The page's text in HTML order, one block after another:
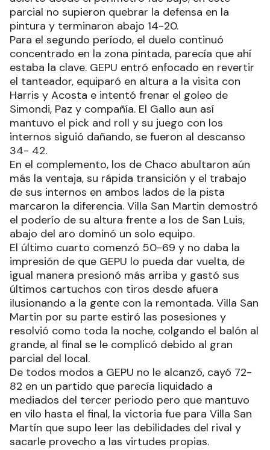
parcial no supieron quebrar la defensa en la
pintura y terminaron abajo 14-20.
Para el segundo período, el duelo continuó
concentrado en la zona pintada, parecía que ahí
estaba la clave. GEPU entró enfocado en revertir
el tanteador, equiparó en altura a la visita con
Harris y Acosta e intentó frenar el goleo de
Simondi, Paz y compañía. El Gallo aun así
mantuvo el pick and roll y su juego con los
internos siguió dañando, se fueron al descanso
34- 42.
En el complemento, los de Chaco abultaron aún
más la ventaja, su rápida transición y el trabajo
de sus internos en ambos lados de la pista
marcaron la diferencia. Villa San Martin demostró
el poderío de su altura frente a los de San Luis,
abajo del aro dominó un solo equipo.
El último cuarto comenzó 50-69 y no daba la
impresión de que GEPU lo pueda dar vuelta, de
igual manera presionó más arriba y gastó sus
últimos cartuchos con tiros desde afuera
ilusionando a la gente con la remontada. Villa San
Martin por su parte estiró las posesiones y
resolvió como toda la noche, colgando el balón al
grande, al final se le complicó debido al gran
parcial del local.
De todos modos a GEPU no le alcanzó, cayó 72-
82 en un partido que parecía liquidado a
mediados del tercer periodo pero que mantuvo
en vilo hasta el final, la victoria fue para Villa San
Martín que supo leer las debilidades del rival y
sacarle provecho a las virtudes propias.